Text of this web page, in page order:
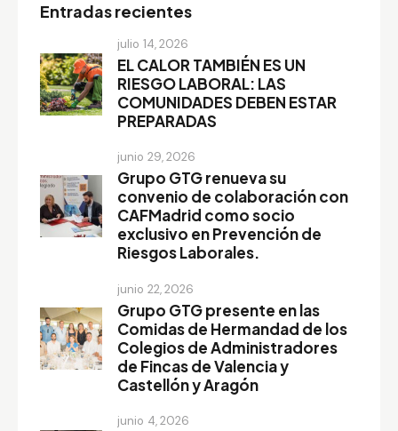
Entradas recientes
julio 14, 2026
EL CALOR TAMBIÉN ES UN
RIESGO LABORAL: LAS
COMUNIDADES DEBEN ESTAR
PREPARADAS
junio 29, 2026
Grupo GTG renueva su
convenio de colaboración con
CAFMadrid como socio
exclusivo en Prevención de
Riesgos Laborales.
junio 22, 2026
Grupo GTG presente en las
Comidas de Hermandad de los
Colegios de Administradores
de Fincas de Valencia y
Castellón y Aragón
junio 4, 2026